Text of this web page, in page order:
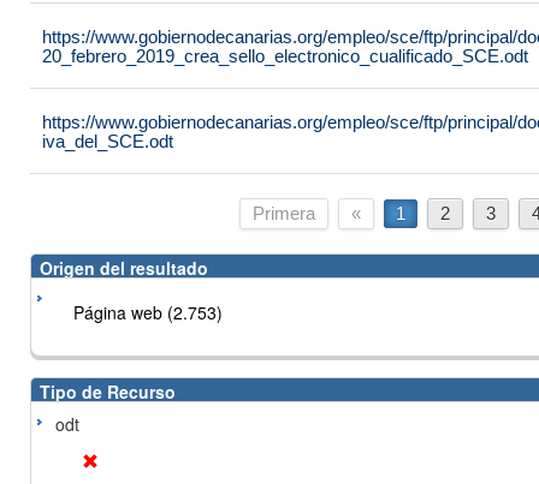
https://www.gobiernodecanarias.org/empleo/sce/ftp/principal/
20_febrero_2019_crea_sello_electronico_cualificado_SCE.odt
https://www.gobiernodecanarias.org/empleo/sce/ftp/principal/
iva_del_SCE.odt
Primera « 1 2 3
Origen del resultado
Página web (2.753)
Tipo de Recurso
odt